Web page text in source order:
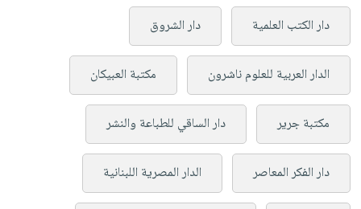
دار الكتب العلمية دار الشروق
الدار العربية للعلوم ناشرون مكتبة العبيكان
مكتبة جرير دار الساقي للطباعة والنشر
دار الفكر المعاصر الدار المصرية اللبنانية